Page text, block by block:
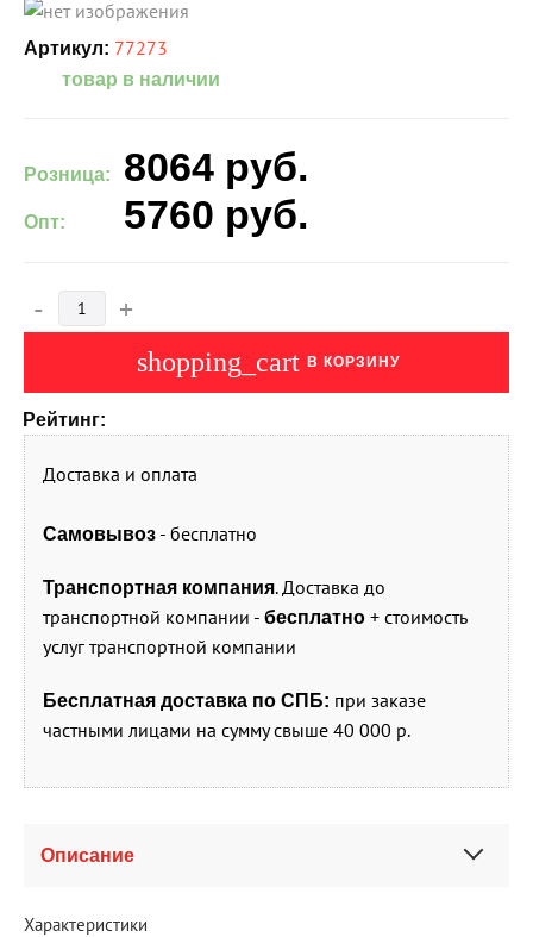
Артикул: 77273
товар в наличии
Розница: 8064 руб.
Опт: 5760 руб.
- +
shopping_cart В КОРЗИНУ
Рейтинг:
Доставка и оплата
Самовывоз - бесплатно
Транспортная компания. Доставка до
транспортной компании - бесплатно + стоимость
услуг транспортной компании
Бесплатная доставка по СПБ: при заказе
частными лицами на сумму свыше 40 000 р.
Описание
Характеристики